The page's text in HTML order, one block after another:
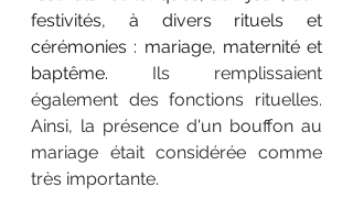
festivités, à divers rituels et
cérémonies : mariage, maternité et
baptême. Ils remplissaient
également des fonctions rituelles.
Ainsi, la présence d'un bouffon au
mariage était considérée comme
très importante.